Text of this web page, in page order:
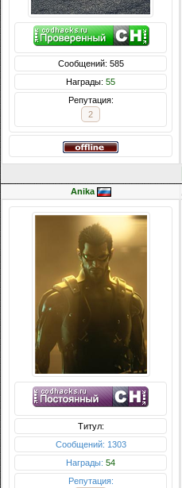
Сообщений: 585
Награды: 55
Репутация:
2
Anika
Титул:
Сообщений: 1303
Награды: 54
Репутация: